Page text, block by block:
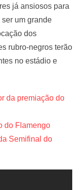
já ansiosos para
um grande
dos
rubro-negros terão
no estádio e
da premiação do
do Flamengo
Semifinal do